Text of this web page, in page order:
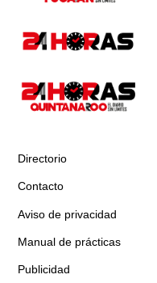
Directorio
Contacto
Aviso de privacidad
Manual de prácticas
Publicidad